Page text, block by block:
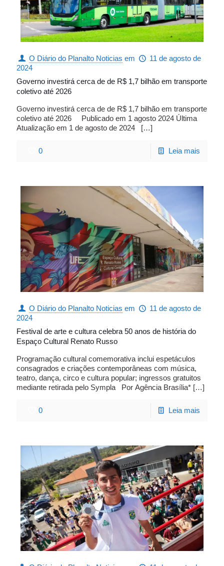
O Diário do Planalto Noticias em
11 de agosto de
2024
Governo investirá cerca de de R$ 1,7 bilhão em transporte
coletivo até 2026
Governo investirá cerca de de R$ 1,7 bilhão em transporte
coletivo até 2026 Publicado em 1 agosto 2024 Última
Atualização em 1 de agosto de 2024
[…]
0 Leia mais
O Diário do Planalto Noticias em
11 de agosto de
2024
Festival de arte e cultura celebra 50 anos de história do
Espaço Cultural Renato Russo
Programação cultural comemorativa inclui espetáculos
consagrados e criações contemporâneas com música,
teatro, dança, circo e cultura popular; ingressos gratuitos
mediante retirada pelo Sympla Por Agência Brasília* […]
0 Leia mais